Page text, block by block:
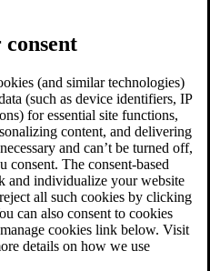
(and similar technologies)
(such as device identifiers, IP
for essential site functions,
content, and delivering
and can’t be turned off,
consent. The consent-based
and individualize your website
all such cookies by clicking
can also consent to cookies
cookies link below. Visit
details on how we use